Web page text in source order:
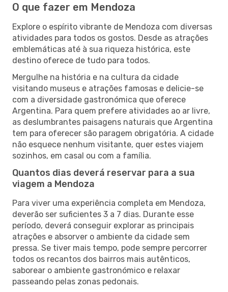
O que fazer em Mendoza
Explore o espírito vibrante de Mendoza com diversas
atividades para todos os gostos. Desde as atrações
emblemáticas até à sua riqueza histórica, este
destino oferece de tudo para todos.
Mergulhe na história e na cultura da cidade
visitando museus e atrações famosas e delicie-se
com a diversidade gastronómica que oferece
Argentina. Para quem prefere atividades ao ar livre,
as deslumbrantes paisagens naturais que Argentina
tem para oferecer são paragem obrigatória. A cidade
não esquece nenhum visitante, quer estes viajem
sozinhos, em casal ou com a família.
Quantos dias deverá reservar para a sua
viagem a Mendoza
Para viver uma experiência completa em Mendoza,
deverão ser suficientes 3 a 7 dias. Durante esse
período, deverá conseguir explorar as principais
atrações e absorver o ambiente da cidade sem
pressa. Se tiver mais tempo, pode sempre percorrer
todos os recantos dos bairros mais autênticos,
saborear o ambiente gastronómico e relaxar
passeando pelas zonas pedonais.